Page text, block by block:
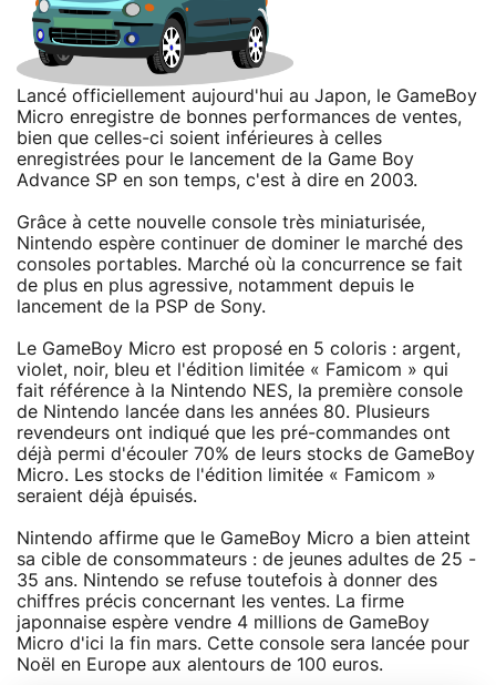
Lancé officiellement aujourd'hui au Japon, le GameBoy
Micro enregistre de bonnes performances de ventes,
bien que celles-ci soient inférieures à celles
enregistrées pour le lancement de la Game Boy
Advance SP en son temps, c'est à dire en 2003.
Grâce à cette nouvelle console très miniaturisée,
Nintendo espère continuer de dominer le marché des
consoles portables. Marché où la concurrence se fait
de plus en plus agressive, notamment depuis le
lancement de la PSP de Sony.
Le GameBoy Micro est proposé en 5 coloris : argent,
violet, noir, bleu et l'édition limitée « Famicom » qui
fait référence à la Nintendo NES, la première console
de Nintendo lancée dans les années 80. Plusieurs
revendeurs ont indiqué que les pré-commandes ont
déjà permi d'écouler 70% de leurs stocks de GameBoy
Micro. Les stocks de l'édition limitée « Famicom »
seraient déjà épuisés.
Nintendo affirme que le GameBoy Micro a bien atteint
sa cible de consommateurs : de jeunes adultes de 25 -
35 ans. Nintendo se refuse toutefois à donner des
chiffres précis concernant les ventes. La firme
japonnaise espère vendre 4 millions de GameBoy
Micro d'ici la fin mars. Cette console sera lancée pour
Noël en Europe aux alentours de 100 euros.